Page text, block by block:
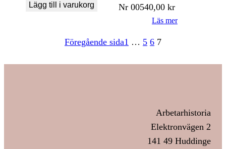
Lägg till i varukorg Nr 00540,00kr
Läs mer
Föregående sida1 … 5 6 7
Arbetarhistoria
Elektronvägen 2
141 49 Huddinge